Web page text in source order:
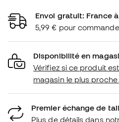
Envoi gratuit: France
5,99 € pour
Disponibilité en
Vérifiez si ce produit
magasin le plus
Premier échange de
Plus de détails dans